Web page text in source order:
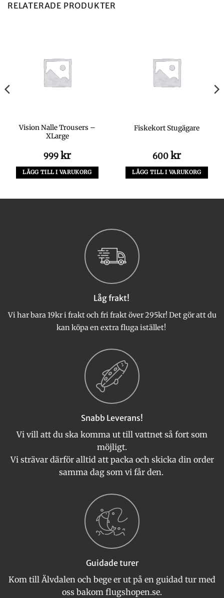
RELATERADE PRODUKTER
Vision Nalle Trousers –
XLarge
999 kr
LÄGG TILL I VARUKORG
Fiskekort Stugägare
600 kr
LÄGG TILL I VARUKORG
Låg frakt!
Vi har bara 19kr i frakt och fri frakt över 295kr! Det gör att du
kan köpa en extra fluga istället!
Snabb Leverans!
Vi vill att du ska komma ut till vattnet så fort som
möjligt.
Vi strävar därför alltid att packa och skicka din order
samma dag som vi får den.
Guidade turer
Kom till Älvdalen och bege er ut på en guidad tur med
oss bakom flugshopen.se.